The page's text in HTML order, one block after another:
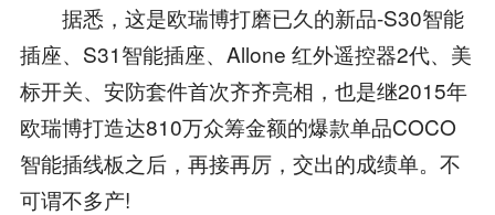
据悉，这是欧瑞博打磨已久的新品-S30智能
插座、S31智能插座、Allone 红外遥控器2代、美
标开关、安防套件首次齐齐亮相，也是继2015年
欧瑞博打造达810万众筹金额的爆款单品COCO
智能插线板之后，再接再厉，交出的成绩单。不
可谓不多产!